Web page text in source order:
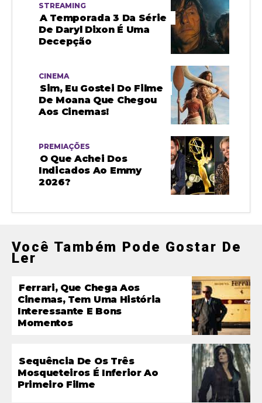
STREAMING
A Temporada 3 Da Série
De Daryl Dixon É Uma
Decepção
CINEMA
Sim, Eu Gostei Do Filme
De Moana Que Chegou
Aos Cinemas!
PREMIAÇÕES
O Que Achei Dos
Indicados Ao Emmy
2026?
Você Também Pode Gostar De
Ler
Ferrari, Que Chega Aos
Cinemas, Tem Uma História
Interessante E Bons
Momentos
Sequência De Os Três
Mosqueteiros É Inferior Ao
Primeiro Filme